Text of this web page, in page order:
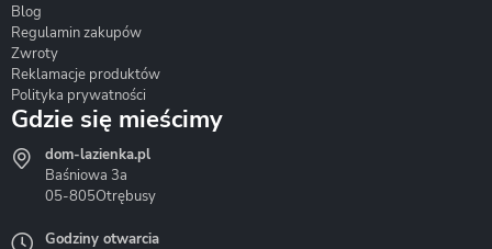
Hydrostop
Blog
Regulamin zakupów
Zwroty
Reklamacje produktów
Polityka prywatności
Gdzie się mieścimy
dom-lazienka.pl
Baśniowa 3a
05-805Otrębusy
Godziny otwarcia